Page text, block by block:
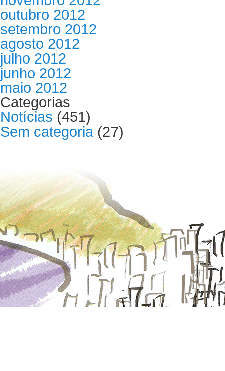
outubro 2012
setembro 2012
agosto 2012
julho 2012
junho 2012
maio 2012
Categorias
Notícias (451)
Sem categoria (27)